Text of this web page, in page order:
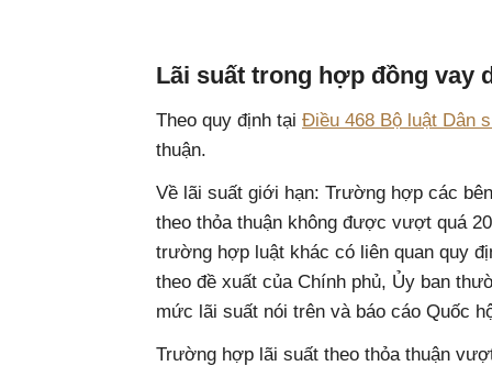
Lãi suất trong hợp đồng vay
Theo quy định tại Điều 468 Bộ luật Dân
thuận.
Về lãi suất giới hạn: Trường hợp các
theo thỏa thuận không được vượt quá
trường hợp luật khác có liên quan quy
theo đề xuất của Chính phủ, Ủy ban
mức lãi suất nói trên và báo cáo Quốc
Trường hợp lãi suất theo thỏa thuận